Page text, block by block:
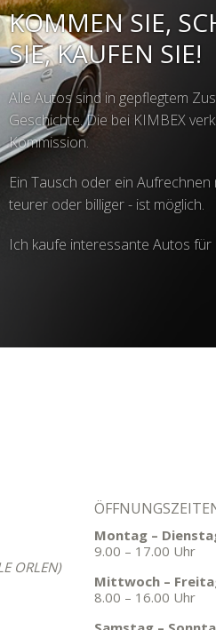
KOMMEN SIE,
SIE, KAUFEN SIE!
Alle Autos sind in gepflegtem
Geschichte. Die bei KIMBEX
Kommission.
Ein Tausch oder ein
teurer oder billiger - ist möglich.
Ich kaufe interessante Autos für
ORLEN)
Montag –
9.00 – 17.00 Uhr
Mittwoch –
8.00 – 16.00 Uhr